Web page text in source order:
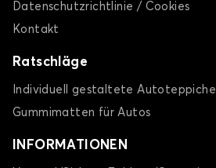
Datenschutzrichtlinie / Cookies
Kontakt
Ratschläge
Individuell gestaltete Autoteppiche
Gummimatten für Autos
INFORMATIONEN